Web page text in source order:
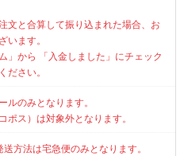
文と合算して振り込まれた場合、お
います。
」から 「入金しました」にチェック
ださい。
ルのみとなります。
ポス）は対象外となります。
方法は宅急便のみとなります。